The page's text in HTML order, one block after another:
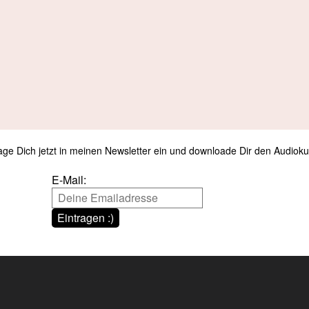
Dich jetzt in meinen Newsletter ein und downloade Dir den
E-Mail:
Eintragen :)